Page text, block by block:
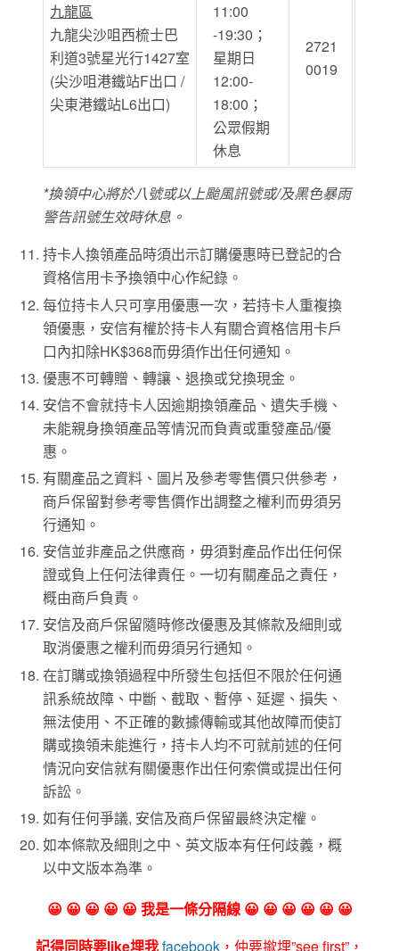
九龍區
九龍尖沙咀西梳士巴
利道3號星光行1427室
(尖沙咀港鐵站F出口 /
尖東港鐵站L6出口)
11:00
-19:30；
星期日
12:00-
18:00；
公眾假期
休息
2721
0019
*換領中心將於八號或以上颱風訊號或/及黑色暴雨
警告訊號生效時休息。
持卡人換領產品時須出示訂購優惠時已登記的合
資格信用卡予換領中心作紀錄。
每位持卡人只可享用優惠一次，若持卡人重複換
領優惠，安信有權於持卡人有關合資格信用卡戶
口內扣除HK$368而毋須作出任何通知。
優惠不可轉贈、轉讓、退換或兌換現金。
安信不會就持卡人因逾期換領產品、遺失手機、
未能親身換領產品等情況而負責或重發產品/優
惠。
有關產品之資料、圖片及參考零售價只供參考，
商戶保留對參考零售價作出調整之權利而毋須另
行通知。
安信並非產品之供應商，毋須對產品作出任何保
證或負上任何法律責任。一切有關產品之責任，
概由商戶負責。
安信及商戶保留隨時修改優惠及其條款及細則或
取消優惠之權利而毋須另行通知。
在訂購或換領過程中所發生包括但不限於任何通
訊系統故障、中斷、截取、暫停、延遲、損失、
無法使用、不正確的數據傳輸或其他故障而使訂
購或換領未能進行，持卡人均不可就前述的任何
情況向安信就有關優惠作出任何索償或提出任何
訴訟。
如有任何爭議, 安信及商戶保留最終決定權。
如本條款及細則之中、英文版本有任何歧義，概
以中文版本為準。
😀 😀 😀 😀 😀 我是一條分隔線 😀 😀 😀 😀 😀 😀
記得同時要like埋我facebook ，仲要撳埋”see first”，